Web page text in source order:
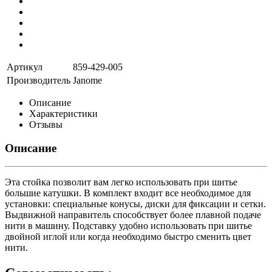
Артикул
859-429-005
Производитель Janome
Описание
Характеристики
Отзывы
Описание
Эта стойка позволит вам легко использовать при шитье
большие катушки. В комплект входит все необходимое для
установки: специальные конусы, диски для фиксации и сетки.
Выдвижной направитель способствует более плавной подаче
нити в машину. Подставку удобно использовать при шитье
двойной иглой или когда необходимо быстро сменить цвет
нити.